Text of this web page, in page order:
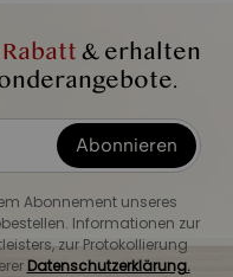
Rabatt & erhalten
Abonnieren
Abonnement unseres
Informationen zur
zur Protokollierung
Datenschutzerklärung.